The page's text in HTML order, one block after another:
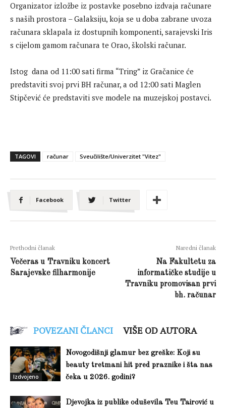
Organizator izložbe iz postavke posebno izdvaja računare
s naših prostora – Galaksiju, koja se u doba zabrane uvoza
računara sklapala iz dostupnih komponenti, sarajevski Iris
s cijelom gamom računara te Orao, školski računar.
Istog dana od 11:00 sati firma “Tring” iz Gračanice će
predstaviti svoj prvi BH računar, a od 12:00 sati Maglen
Stipčević će predstaviti sve modele na muzejskoj postavci.
TAGOVI računar Sveučilište/Univerzitet "Vitez"
Facebook Twitter
Prethodni članak
Večeras u Travniku koncert
Sarajevske filharmonije
Naredni članak
Na Fakultetu za
informatičke studije u
Travniku promovisan prvi
bh. računar
POVEZANI ČLANCI VIŠE OD AUTORA
Izdvojeno
Novogodišnji glamur bez greške: Koji su
beauty tretmani hit pred praznike i šta nas
čeka u 2026. godini?
Djevojka iz publike oduševila Teu Tairović u